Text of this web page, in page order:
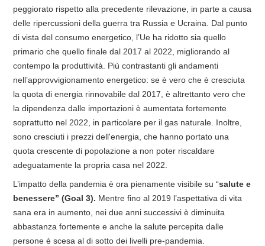
peggiorato rispetto alla precedente rilevazione, in parte a causa
delle ripercussioni della guerra tra Russia e Ucraina. Dal punto
di vista del consumo energetico, l’Ue ha ridotto sia quello
primario che quello finale dal 2017 al 2022, migliorando al
contempo la produttività. Più contrastanti gli andamenti
nell’approvvigionamento energetico: se è vero che è cresciuta
la quota di energia rinnovabile dal 2017, è altrettanto vero che
la dipendenza dalle importazioni è aumentata fortemente
soprattutto nel 2022, in particolare per il gas naturale. Inoltre,
sono cresciuti i prezzi dell'energia, che hanno portato una
quota crescente di popolazione a non poter riscaldare
adeguatamente la propria casa nel 2022.
L’impatto della pandemia è ora pienamente visibile su “salute e
benessere” (Goal 3). Mentre fino al 2019 l’aspettativa di vita
sana era in aumento, nei due anni successivi è diminuita
abbastanza fortemente e anche la salute percepita dalle
persone è scesa al di sotto dei livelli pre-pandemia.